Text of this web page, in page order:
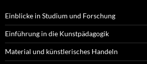
Einblicke in Studium und Forschung
Einführung in die Kunstpädagogik
Material und künstlerisches Handeln